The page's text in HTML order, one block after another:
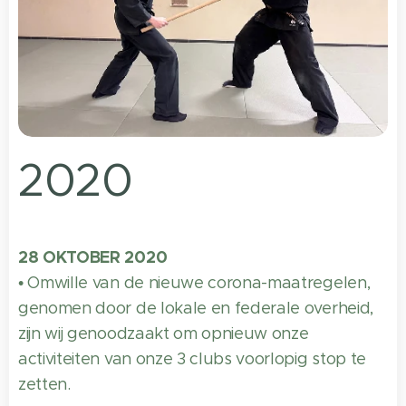
2020
28 OKTOBER 2020
• Omwille van de nieuwe corona-maatregelen,
genomen door de lokale en federale overheid,
zijn wij genoodzaakt om opnieuw onze
activiteiten van onze 3 clubs voorlopig stop te
zetten.